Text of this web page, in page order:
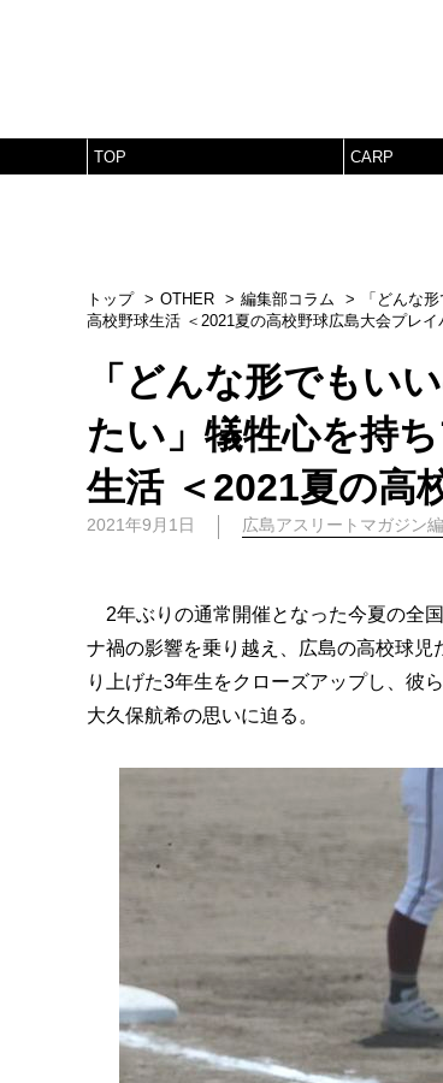
TOP CARP
トップ OTHER 編集部コラム
「どんな
高校野球生活 ＜2021夏の高校野球広島大会プレイ
「どんな形でもい
たい」犠牲心を持
生活 ＜2021夏の高
2021年9月1日 広島アスリートマガジン
2年ぶりの通常開催となった今夏の全
ナ禍の影響を乗り越え、広島の高校球
り上げた3年生をクローズアップし、彼
大久保航希の思いに迫る。